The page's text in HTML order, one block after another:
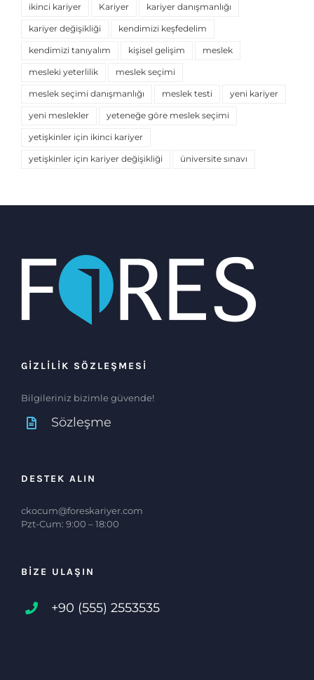
ikinci kariyer Kariyer kariyer danışmanlığı
kariyer değişikliği kendimizi keşfedelim
kendimizi tanıyalım kişisel gelişim meslek
mesleki yeterlilik meslek seçimi
meslek seçimi danışmanlığı meslek testi yeni kariyer
yeni meslekler yeteneğe göre meslek seçimi
yetişkinler için ikinci kariyer
yetişkinler için kariyer değişikliği üniversite sınavı
GİZLİLİK SÖZLEŞMESİ
Bilgileriniz bizimle güvende!
Sözleşme
DESTEK ALIN
ckocum@foreskariyer.com
Pzt-Cum: 9:00 – 18:00
BIZE ULAŞIN
+90 (555) 2553535